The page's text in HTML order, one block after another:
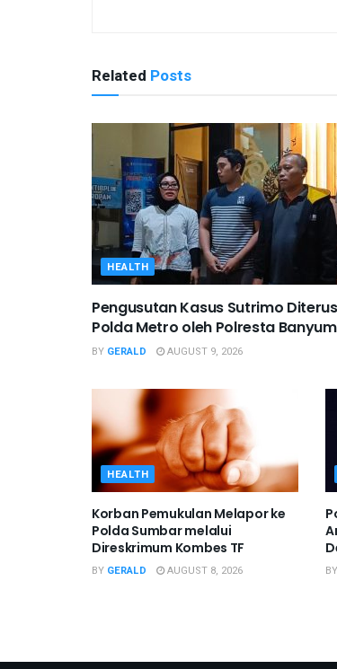
Related Posts
HEALTH
Pengusutan Kasus Sutrimo
Polda Metro oleh Polresta
BY GERALD AUGUST 9, 2026
HEALTH
Korban Pemukulan Melapor ke
Polda Sumbar melalui
Direskrimum Kombes TF
BY GERALD AUGUST 8, 2026 BY